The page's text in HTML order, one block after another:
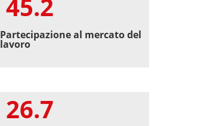
45.2
Partecipazione al mercato del
lavoro
26.7